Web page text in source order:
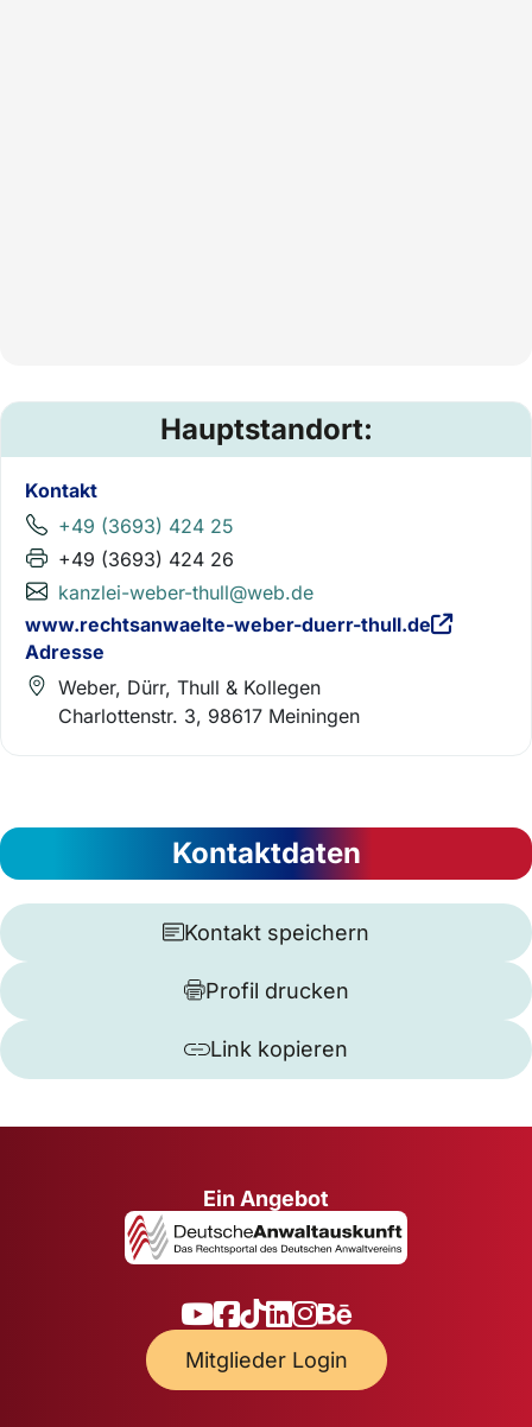
Hauptstandort:
Kontakt
+49 (3693) 424 25
+49 (3693) 424 26
kanzlei-weber-thull@web.de
www.rechtsanwaelte-weber-duerr-thull.de
Adresse
Weber, Dürr, Thull & Kollegen
Charlottenstr. 3, 98617 Meiningen
Kontaktdaten
Kontakt speichern
Profil drucken
Link kopieren
Ein Angebot
Mitglieder Login